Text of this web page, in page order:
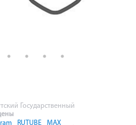
Государственный
RUTUBE MAX